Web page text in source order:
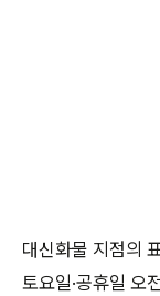
대신화물 지점의
토요일·공휴일 오